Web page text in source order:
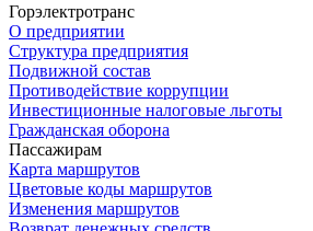
Горэлектротранс
О предприятии
Структура предприятия
Подвижной состав
Противодействие коррупции
Инвестиционные налоговые льготы
Гражданская оборона
Пассажирам
Карта маршрутов
Цветовые коды маршрутов
Изменения маршрутов